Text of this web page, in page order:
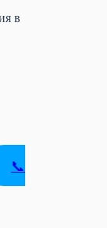
в
📞